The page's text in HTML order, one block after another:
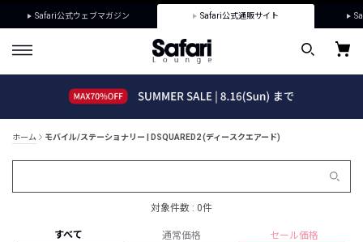
Safari公式ウェブマガジン Safari公式通販サイト
ホーム モバイル/ステーショナリー | DSQUARED2 (ディースクエアード)
対象件数 : 0件
すべて 通常価格 セール価格